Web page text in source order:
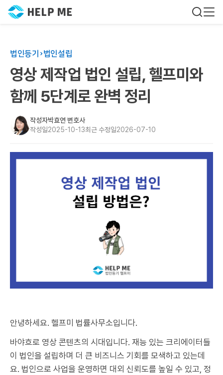
법인등기 법인설립
영상 제작업 법인 설립, 헬프미와
함께 5단계로 완벽 정리
작성자박효연 변호사
작성일2025-10-13최근 수정일2026-07-10
안녕하세요. 헬프미 법률사무소입니다.
바야흐로 영상 콘텐츠의 시대입니다. 재능 있는 크리에이터들
이 법인을 설립하며 더 큰 비즈니스 기회를 모색하고 있는데
요. 법인으로 사업을 운영하면 대외 신뢰도를 높일 수 있고, 정